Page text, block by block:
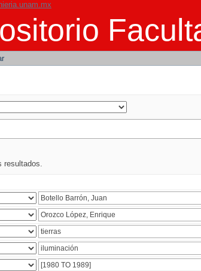
resultados.